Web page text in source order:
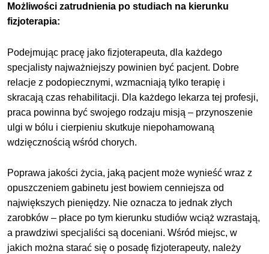
Możliwości zatrudnienia po studiach na kierunku
fizjoterapia:
Podejmując pracę jako fizjoterapeuta, dla każdego
specjalisty najważniejszy powinien być pacjent. Dobre
relacje z podopiecznymi, wzmacniają tylko terapię i
skracają czas rehabilitacji. Dla każdego lekarza tej profesji,
praca powinna być swojego rodzaju misją – przynoszenie
ulgi w bólu i cierpieniu skutkuje niepohamowaną
wdzięcznością wśród chorych.
Poprawa jakości życia, jaką pacjent może wynieść wraz z
opuszczeniem gabinetu jest bowiem cenniejsza od
największych pieniędzy. Nie oznacza to jednak złych
zarobków – płace po tym kierunku studiów wciąż wzrastają,
a prawdziwi specjaliści są doceniani. Wśród miejsc, w
jakich można starać się o posadę fizjoterapeuty, należy